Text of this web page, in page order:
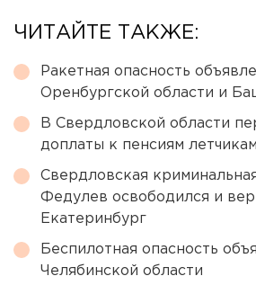
ЧИТАЙТЕ ТАКЖЕ:
Ракетная опасность
Оренбургской области и
В Свердловской области
доплаты к пенсиям
Свердловская
Федулев освободился и
Екатеринбург
Беспилотная опасность
Челябинской области